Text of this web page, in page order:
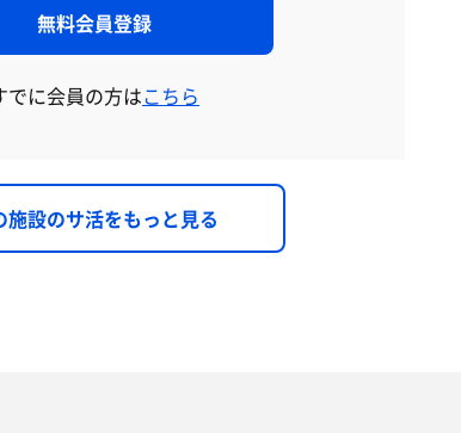
無料会員登録
でに会員の方はこちら
施設のサ活をもっと見る